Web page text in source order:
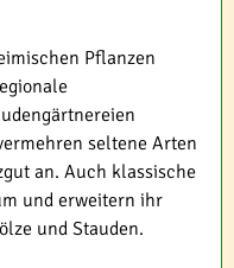
Pflanzen
seltene Arten
an. Auch klassische
und erweitern ihr
und Stauden.